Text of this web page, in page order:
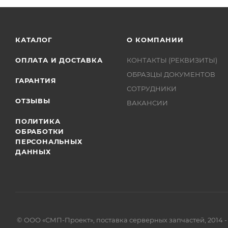
КАТАЛОГ
ОПЛАТА И ДОСТАВКА
ГАРАНТИЯ
ОТЗЫВЫ
ПОЛИТИКА
ОБРАБОТКИ
ПЕРСОНАЛЬНЫХ
ДАННЫХ
О КОМПАНИИ
КОНТАКТЫ (РЕКВИЗИТЫ)
ОБРАЗЦЫ ДОКУМЕНТОВ
СОТРУДНИКИ
ВАКАНСИИ
© ООО «СМП-Проект», поставка серверных запчастей, 2014 -